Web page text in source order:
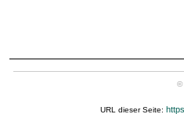
©
URL dieser Seite: